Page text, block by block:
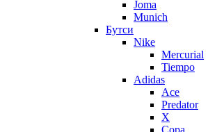
Joma
Munich
Бутси
Nike
Mercurial
Tiempo
Adidas
Ace
Predator
X
Copa